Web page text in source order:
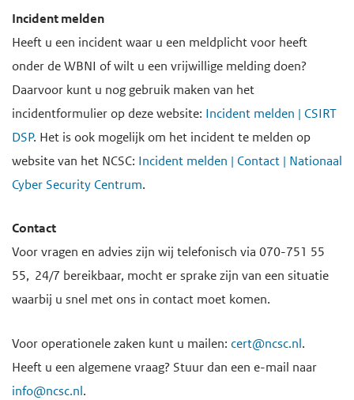
Incident melden
Heeft u een incident waar u een meldplicht voor heeft
onder de WBNI of wilt u een vrijwillige melding doen?
Daarvoor kunt u nog gebruik maken van het
incidentformulier op deze website: Incident melden | CSIRT
DSP. Het is ook mogelijk om het incident te melden op
website van het NCSC: Incident melden | Contact | Nationaal
Cyber Security Centrum.
Contact
Voor vragen en advies zijn wij telefonisch via 070-751 55
55, 24/7 bereikbaar, mocht er sprake zijn van een situatie
waarbij u snel met ons in contact moet komen.
Voor operationele zaken kunt u mailen: cert@ncsc.nl.
Heeft u een algemene vraag? Stuur dan een e-mail naar
info@ncsc.nl.